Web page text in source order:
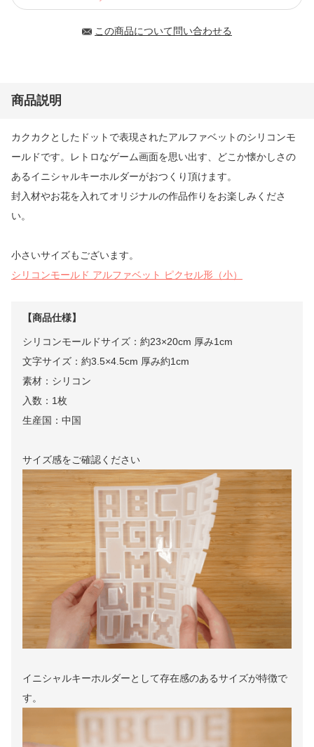
この商品について問い合わせる
商品説明
カクカクとしたドットで表現されたアルファベットのシリコンモ
ールドです。レトロなゲーム画面を思い出す、どこか懐かしさの
あるイニシャルキーホルダーがおつくり頂けます。
封入材やお花を入れてオリジナルの作品作りをお楽しみくださ
い。
小さいサイズもございます。
シリコンモールド アルファベット ピクセル形（小）
【商品仕様】
シリコンモールドサイズ：約23×20cm 厚み1cm
文字サイズ：約3.5×4.5cm 厚み約1cm
素材：シリコン
入数：1枚
生産国：中国
サイズ感をご確認ください
イニシャルキーホルダーとして存在感のあるサイズが特徴で
す。